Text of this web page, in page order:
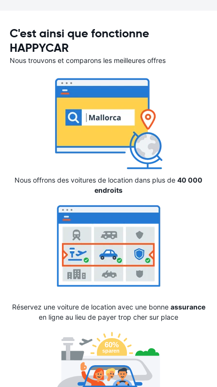
C'est ainsi que fonctionne
HAPPYCAR
Nous trouvons et comparons les meilleures offres
Nous offrons des voitures de location dans plus de 40 000
endroits
Réservez une voiture de location avec une bonne assurance
en ligne au lieu de payer trop cher sur place